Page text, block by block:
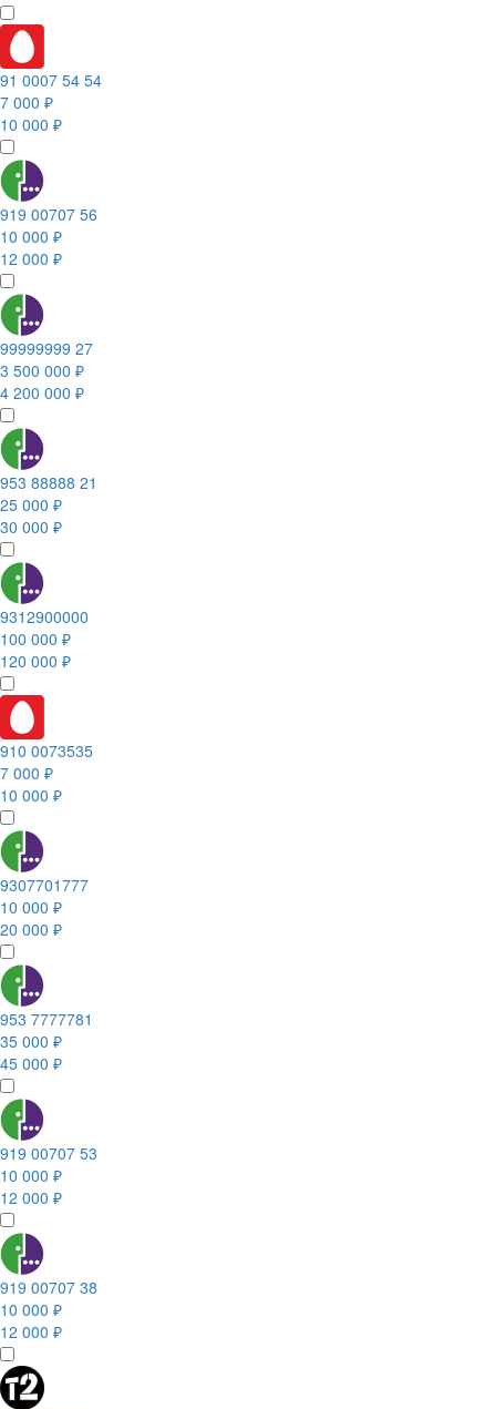
91 0007 54 54
7 000 ₽
10 000 ₽
919 00707 56
10 000 ₽
12 000 ₽
99999999 27
3 500 000 ₽
4 200 000 ₽
953 88888 21
25 000 ₽
30 000 ₽
9312900000
100 000 ₽
120 000 ₽
910 0073535
7 000 ₽
10 000 ₽
9307701777
10 000 ₽
20 000 ₽
953 7777781
35 000 ₽
45 000 ₽
919 00707 53
10 000 ₽
12 000 ₽
919 00707 38
10 000 ₽
12 000 ₽